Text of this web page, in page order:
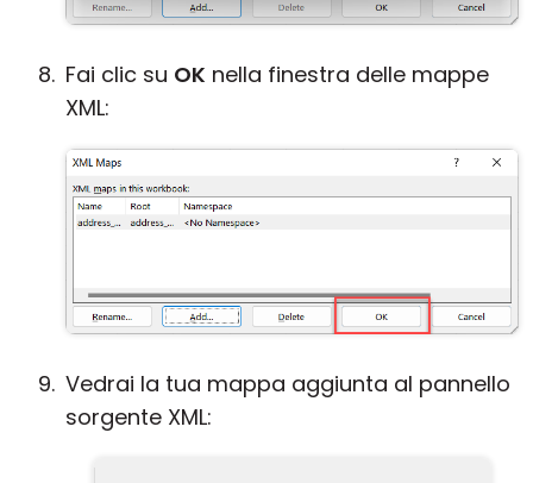
Fai clic su OK nella finestra delle mappe
XML:
Vedrai la tua mappa aggiunta al pannello
sorgente XML: